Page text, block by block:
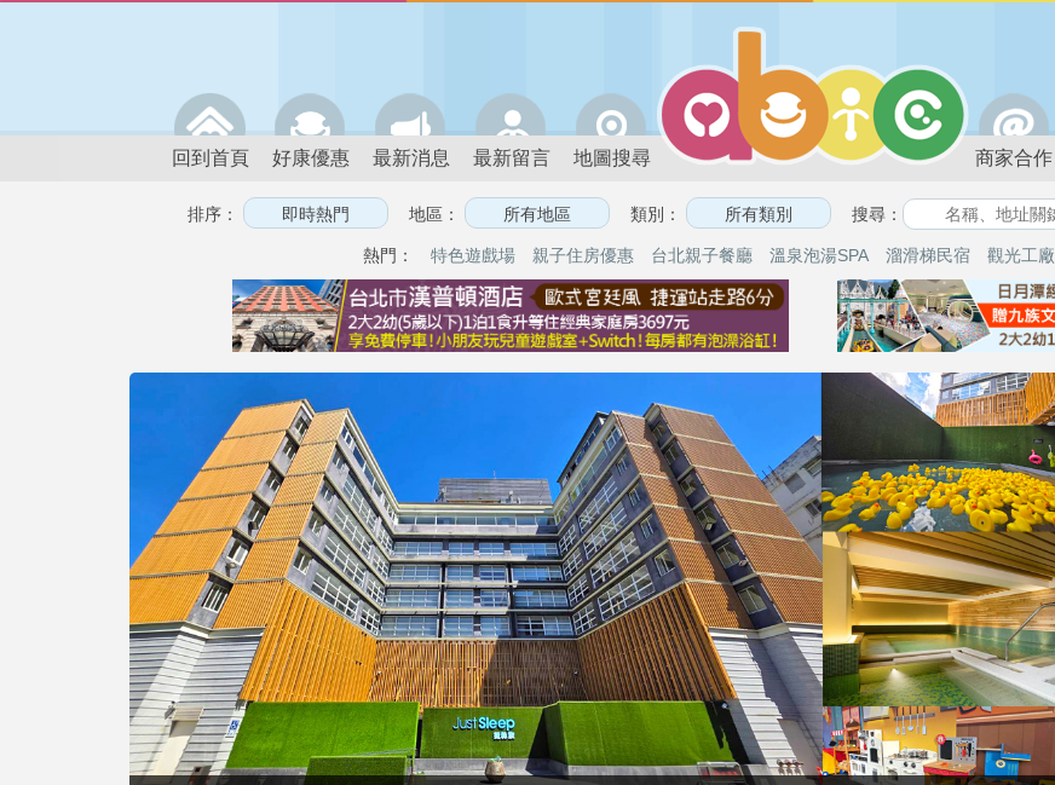
回到首頁 好康優惠 最新消息 最新留言 地圖搜尋 商家合作
排序： 地區： 類別： 搜尋：
熱門： 特色遊戲場 親子住房優惠 台北親子餐廳 溫泉泡湯SPA 溜滑梯民宿 觀光工廠